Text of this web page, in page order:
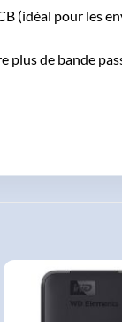
(idéal pour les
plus de bande